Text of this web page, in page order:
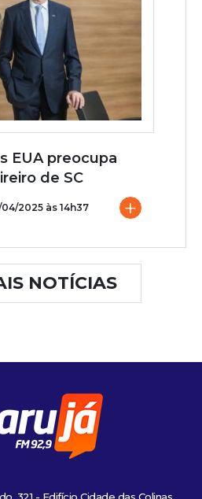
EUA preocupa
de SC
2025 às 14h37 +
NOTÍCIAS